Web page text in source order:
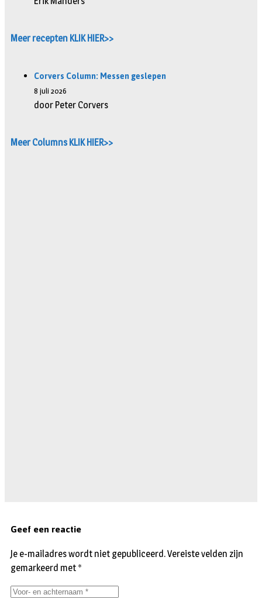
Meer recepten KLIK HIER>>
Corvers Column: Messen geslepen
8 juli 2026
door Peter Corvers
Meer Columns KLIK HIER>>
Geef een reactie
Je e-mailadres wordt niet gepubliceerd.Vereiste velden zijn
gemarkeerd met *